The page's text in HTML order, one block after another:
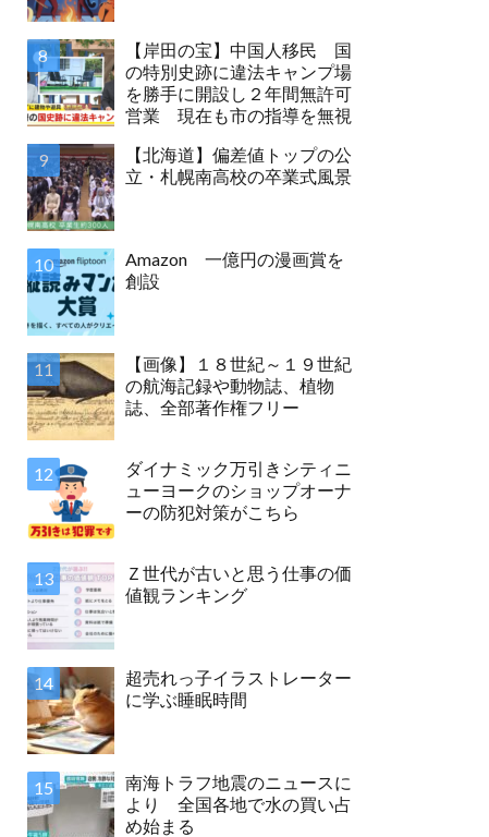
【岸田の宝】中国人移民 国
の特別史跡に違法キャンプ場
を勝手に開設し２年間無許可
営業 現在も市の指導を無視
【北海道】偏差値トップの公
立・札幌南高校の卒業式風景
Amazon 一億円の漫画賞を
創設
【画像】１８世紀～１９世紀
の航海記録や動物誌、植物
誌、全部著作権フリー
ダイナミック万引きシティニ
ューヨークのショップオーナ
ーの防犯対策がこちら
Ｚ世代が古いと思う仕事の価
値観ランキング
超売れっ子イラストレーター
に学ぶ睡眠時間
南海トラフ地震のニュースに
より 全国各地で水の買い占
め始まる